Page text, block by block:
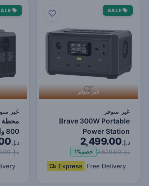
SALE
غير متوفر
غير متوفر
Brave 300W Portable
Power Station
80000mAh - Black
د.إ.2,499.00
د.إ. 2,529.00 خصم1%
غير
محطة
أمبير
د.إ.
د.إ. 3,029.00